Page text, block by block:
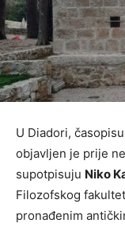
U Diadori,
objavljen je prije
supotpisuju Niko
Filozofskog
pronađenim